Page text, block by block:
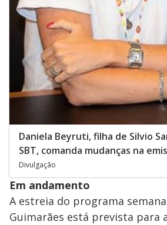
Daniela Beyruti, filha de Silvio
SBT, comanda mudanças na
Divulgação
Em andamento
A estreia do programa
Guimarães está prevista para